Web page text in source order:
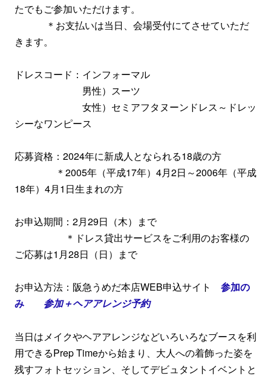
たでもご参加いただけます。
＊お支払いは当日、会場受付にてさせていただ
きます。
ドレスコード：インフォーマル
男性）スーツ
女性）セミアフタヌーンドレス～ドレッ
シーなワンピース
応募資格：2024年に新成人となられる18歳の方
＊2005年（平成17年）4月2日～2006年（平成
18年）4月1日生まれの方
お申込期間：2月29日（木）まで
＊ドレス貸出サービスをご利用のお客様の
ご応募は1月28日（日）まで
お申込方法：阪急うめだ本店WEB申込サイト 参加の
み
参加＋ヘアアレンジ予約
当日はメイクやヘアアレンジなどいろいろなブースを利
用できるPrep Timeから始まり、大人への着飾った姿を
残すフォトセッション、そしてデビュタントイベントと